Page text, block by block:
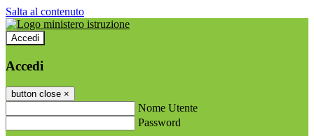
Salta al contenuto
Accedi
Accedi
button close ×
Nome Utente
Password